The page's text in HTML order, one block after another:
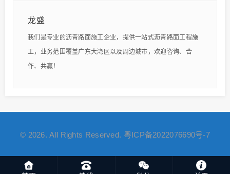
龙盛
我们是专业的沥青路面施工企业，提供一站式沥青路面工程施
工，业务范围覆盖广东大湾区以及周边城市，欢迎咨询、合
作、共赢！
© 2026. All Rights Reserved. 粤ICP备2022076690号-7